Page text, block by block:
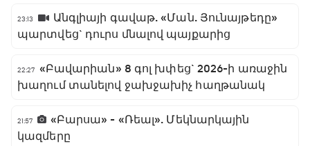
23:13
Անգլիայի գավաթ. «Ման. Յունայթեդը»
պարտվեց` դուրս մնալով պայքարից
22:27 «Բավարիան» 8 գոլ խփեց` 2026-ի առաջին
խաղում տանելով ջախջախիչ հաղթանակ
21:57
«Բարսա» - «Ռեալ». Մեկնարկային
կազմերը